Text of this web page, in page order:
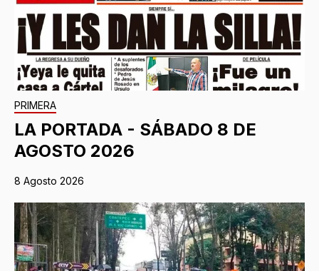
PRIMERA
LA PORTADA - SÁBADO 8 DE
AGOSTO 2026
8 Agosto 2026